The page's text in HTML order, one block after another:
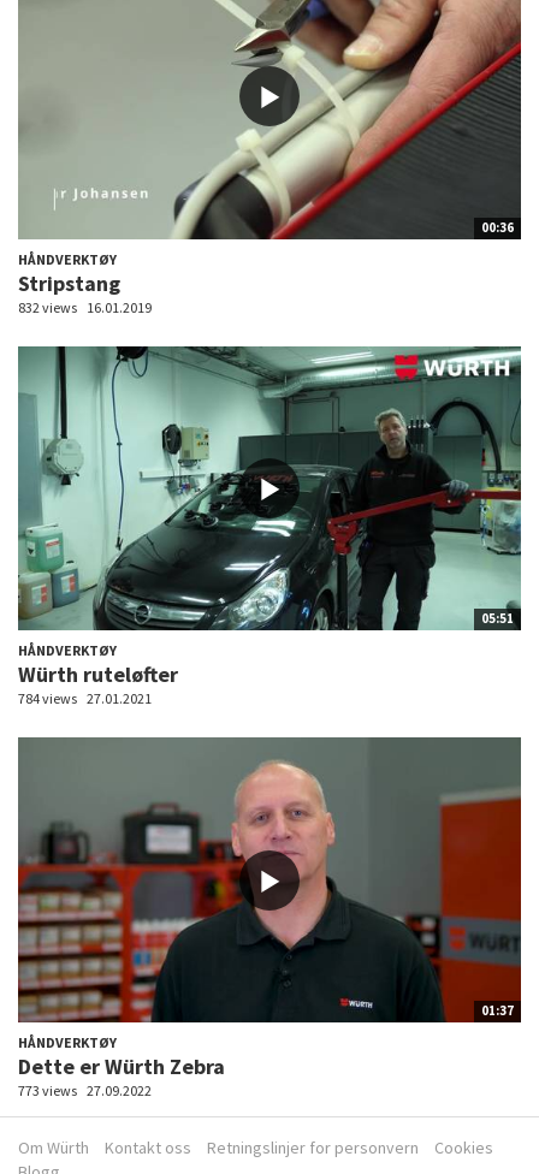
00:36
HÅNDVERKTØY
Stripstang
832 views 16.01.2019
05:51
HÅNDVERKTØY
Würth ruteløfter
784 views 27.01.2021
01:37
HÅNDVERKTØY
Dette er Würth Zebra
773 views 27.09.2022
Om Würth Kontakt oss Retningslinjer for personvern
Cookies